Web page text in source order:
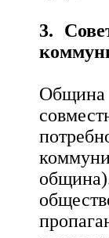
3.